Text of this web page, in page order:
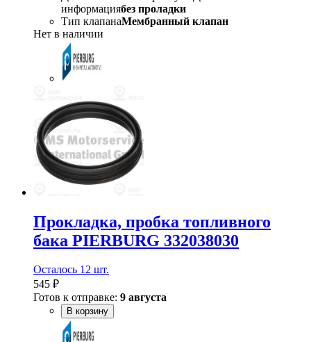
информациябез проладки
Тип клапанаМембранный клапан
Нет в наличии
Прокладка, пробка топливного
бака PIERBURG 332038030
Осталось 12 шт.
545 ₽
Готов к отправке: 9 августа
В корзину